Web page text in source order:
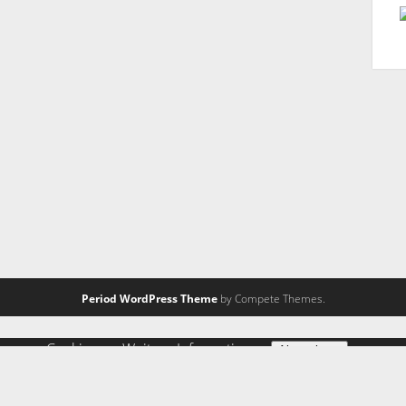
Period WordPress Themeby Compete Themes.
von Cookies zu.Weitere Informationen Akzeptieren